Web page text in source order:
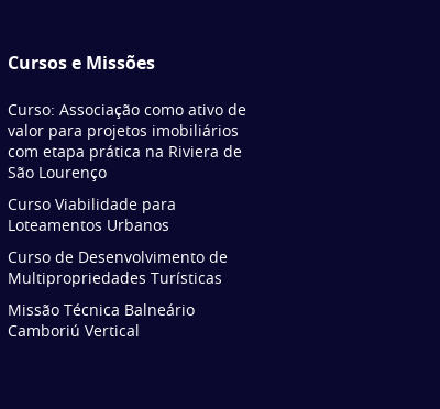
Cursos e Missões
Curso: Associação como ativo de
valor para projetos imobiliários
com etapa prática na Riviera de
São Lourenço
Curso Viabilidade para
Loteamentos Urbanos
Curso de Desenvolvimento de
Multipropriedades Turísticas
Missão Técnica Balneário
Camboriú Vertical